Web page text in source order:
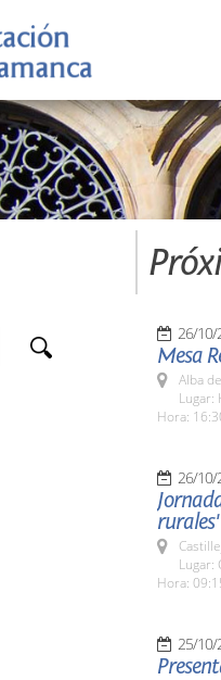
26/10/
Mesa
Alba
Lugar:
Hora:
26/10/
rurales'
Lugar:
Hora:
25/10/